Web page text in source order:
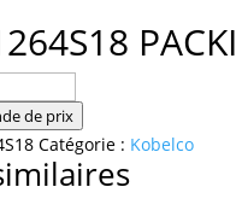
de prix
Catégorie : Kobelco